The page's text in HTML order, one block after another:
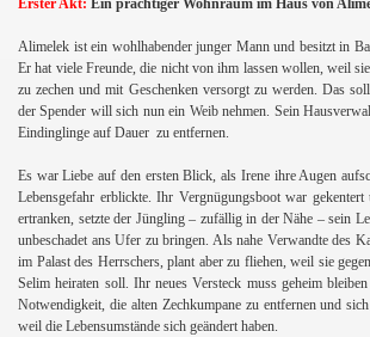
Alimelek ist ein wohlhabender junger Mann und besitzt in
Er hat viele Freunde, die nicht von ihm lassen wollen, weil
zu zechen und mit Geschenken versorgt zu werden. Das
der Spender will sich nun ein Weib nehmen. Sein
Eindinglinge auf Dauer zu entfernen.
Es war Liebe auf den ersten Blick, als Irene ihre Augen
Lebensgefahr erblickte. Ihr Vergnügungsboot war
ertranken, setzte der Jüngling – zufällig in der Nähe – sein
unbeschadet ans Ufer zu bringen. Als nahe Verwandte des
im Palast des Herrschers, plant aber zu fliehen, weil sie
Selim heiraten soll. Ihr neues Versteck muss geheim
Notwendigkeit, die alten Zechkumpane zu entfernen und
weil die Lebensumstände sich geändert haben.